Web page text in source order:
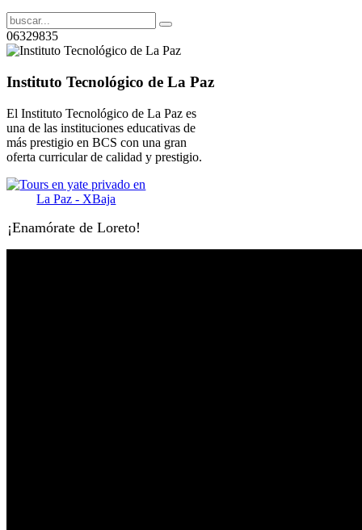
06329835
Instituto Tecnológico de La Paz
El Instituto Tecnológico de La Paz es
una de las instituciones educativas de
más prestigio en BCS con una gran
oferta curricular de calidad y prestigio.
¡Enamórate de Loreto!